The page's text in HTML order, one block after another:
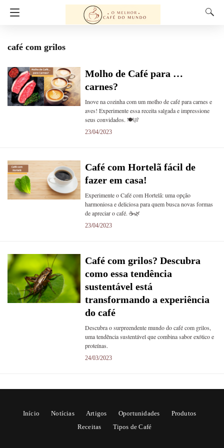
café com grilos
Molho de Café para …
carnes?
Inove na cozinha com um molho de café para carnes e
aves! Experimente essa receita salgada e impressione
seus convidados. 🍽️🍖
23/04/2023
Café com Hortelã fácil de
fazer em casa!
Experimente o Café com Hortelã: uma opção
harmoniosa e deliciosa para quem busca novas formas
de apreciar o café. ☕️🌿
23/04/2023
Café com grilos? Descubra
como essa tendência
sustentável está
transformando a experiência
do café
Descubra o surpreendente mundo do café com grilos,
uma tendência sustentável que combina sabor exótico e
proteínas.
24/03/2023
Início Notícias Artigos Oportunidades
Produtos
Receitas
Tipos de Café